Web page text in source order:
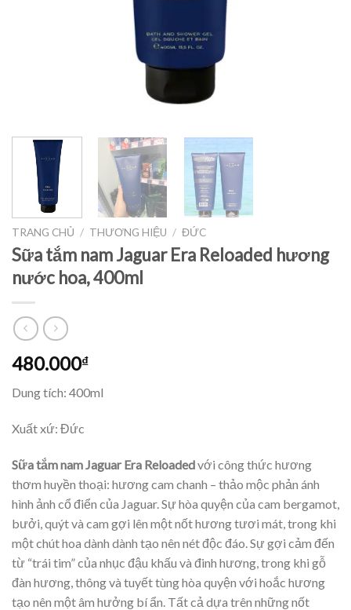
TRANG CHỦ / THƯƠNG HIỆU / ĐỨC
Sữa tắm nam Jaguar Era Reloaded hương
nước hoa, 400ml
480.000₫
Dung tích: 400ml
Xuất xứ: Đức
Sữa tắm nam Jaguar Era Reloadedvới công thức hương
thơm huyền thoại: hương cam chanh – thảo mộc phản ánh
hình ảnh cổ điển của Jaguar. Sự hòa quyện của cam bergamot,
bưởi, quýt và cam gợi lên một nốt hương tươi mát, trong khi
một chút hoa dành dành tạo nên nét độc đáo. Sự gợi cảm đến
từ “trái tim” của nhục đậu khấu và đinh hương, trong khi gỗ
đàn hương, thông và tuyết tùng hòa quyện với hoắc hương
tạo nên một âm hưởng bí ẩn. Tất cả dựa trên những nốt